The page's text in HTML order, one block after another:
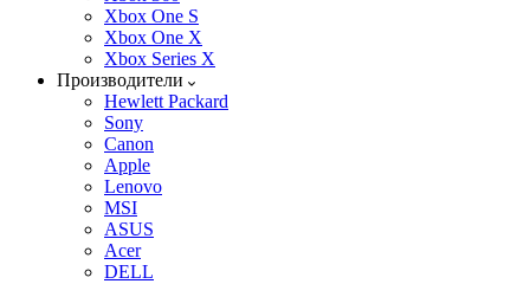
Xbox One S
Xbox One X
Xbox Series X
Производители
Hewlett Packard
Sony
Canon
Apple
Lenovo
MSI
ASUS
Acer
DELL